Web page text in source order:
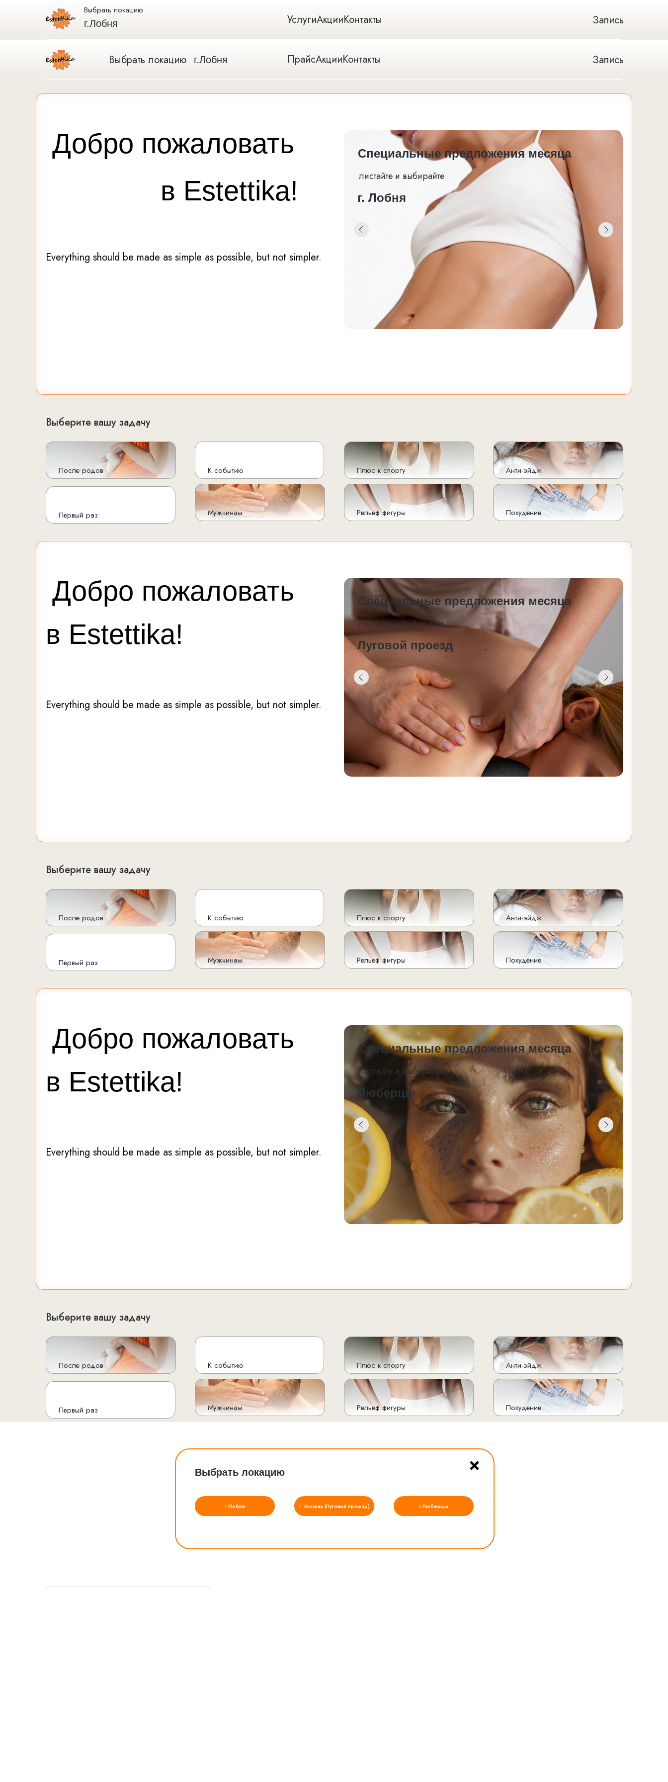
г.Лобня Запись
Выбрать локацию
УслугиАкцииКонтакты
г.Лобня Запись
Выбрать локацию ПрайсАкцииКонтакты
листайте и выбирайте
г. Лобня
Специальные предложения месяца
Похудение
Мужчинам
Анти-эйдж
К событию
Рельеф фигуры
Первый раз
Плюс к спорту
После родов
Выберите вашу задачу
в Estettika!
Добро пожаловать
Everything should be made as simple as possible, but not simpler.
листайте и выбирайте
Луговой проезд
Специальные предложения месяца
Похудение
Мужчинам
Анти-эйдж
К событию
Рельеф фигуры
Первый раз
Плюс к спорту
После родов
Выберите вашу задачу
в Estettika!
Добро пожаловать
Everything should be made as simple as possible, but not simpler.
листайте и выбирайте
Люберцы
Специальные предложения месяца
Похудение
Мужчинам
Анти-эйдж
К событию
Рельеф фигуры
Первый раз
Плюс к спорту
После родов
Выберите вашу задачу
в Estettika!
Добро пожаловать
Everything should be made as simple as possible, but not simpler.
г.Люберцы
г. Москва (Луговой проезд)
г.Лобня
Выбрать локацию